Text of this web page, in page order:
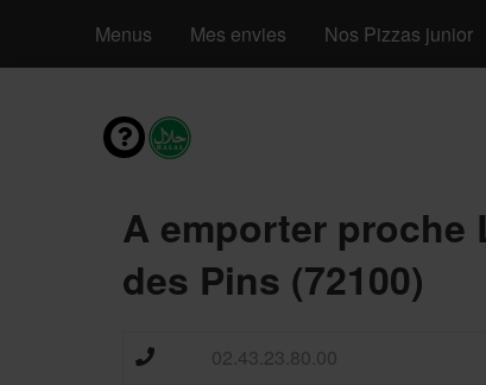
Menus Mes envies Nos Pizzas junior
A emporter proche
des Pins (72100)
02.43.23.80.00